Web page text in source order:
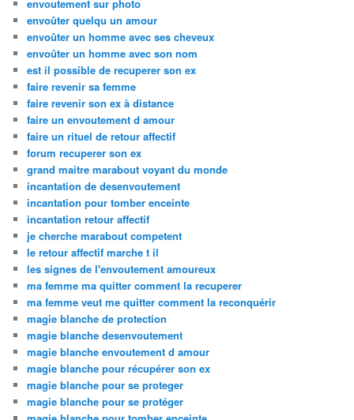
envoutement sur photo
envoûter quelqu un amour
envoûter un homme avec ses cheveux
envoûter un homme avec son nom
est il possible de recuperer son ex
faire revenir sa femme
faire revenir son ex à distance
faire un envoutement d amour
faire un rituel de retour affectif
forum recuperer son ex
grand maitre marabout voyant du monde
incantation de desenvoutement
incantation pour tomber enceinte
incantation retour affectif
je cherche marabout competent
le retour affectif marche t il
les signes de l'envoutement amoureux
ma femme ma quitter comment la recuperer
ma femme veut me quitter comment la reconquérir
magie blanche de protection
magie blanche desenvoutement
magie blanche envoutement d amour
magie blanche pour récupérer son ex
magie blanche pour se proteger
magie blanche pour se protéger